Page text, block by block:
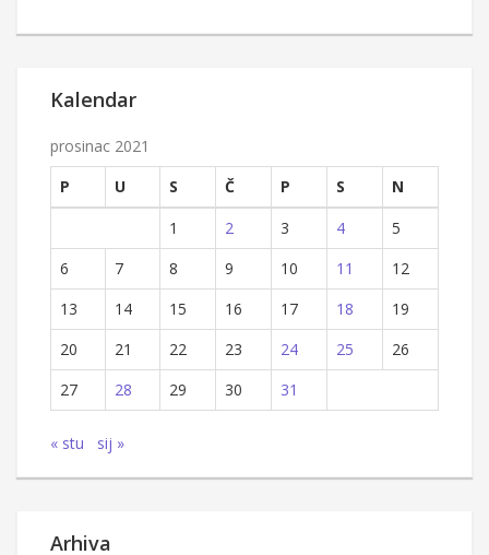
Kalendar
prosinac 2021
P
U S Č P S
N
1
2 3 4
5
6
7 8 9 10 11
12
13
14 15 16 17 18
19
20
21 22 23 24 25
26
27
28 29 30 31
« stu sij »
Arhiva